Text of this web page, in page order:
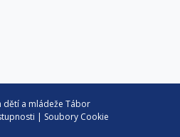
dětí a mládeže Tábor
| Soubory Cookie